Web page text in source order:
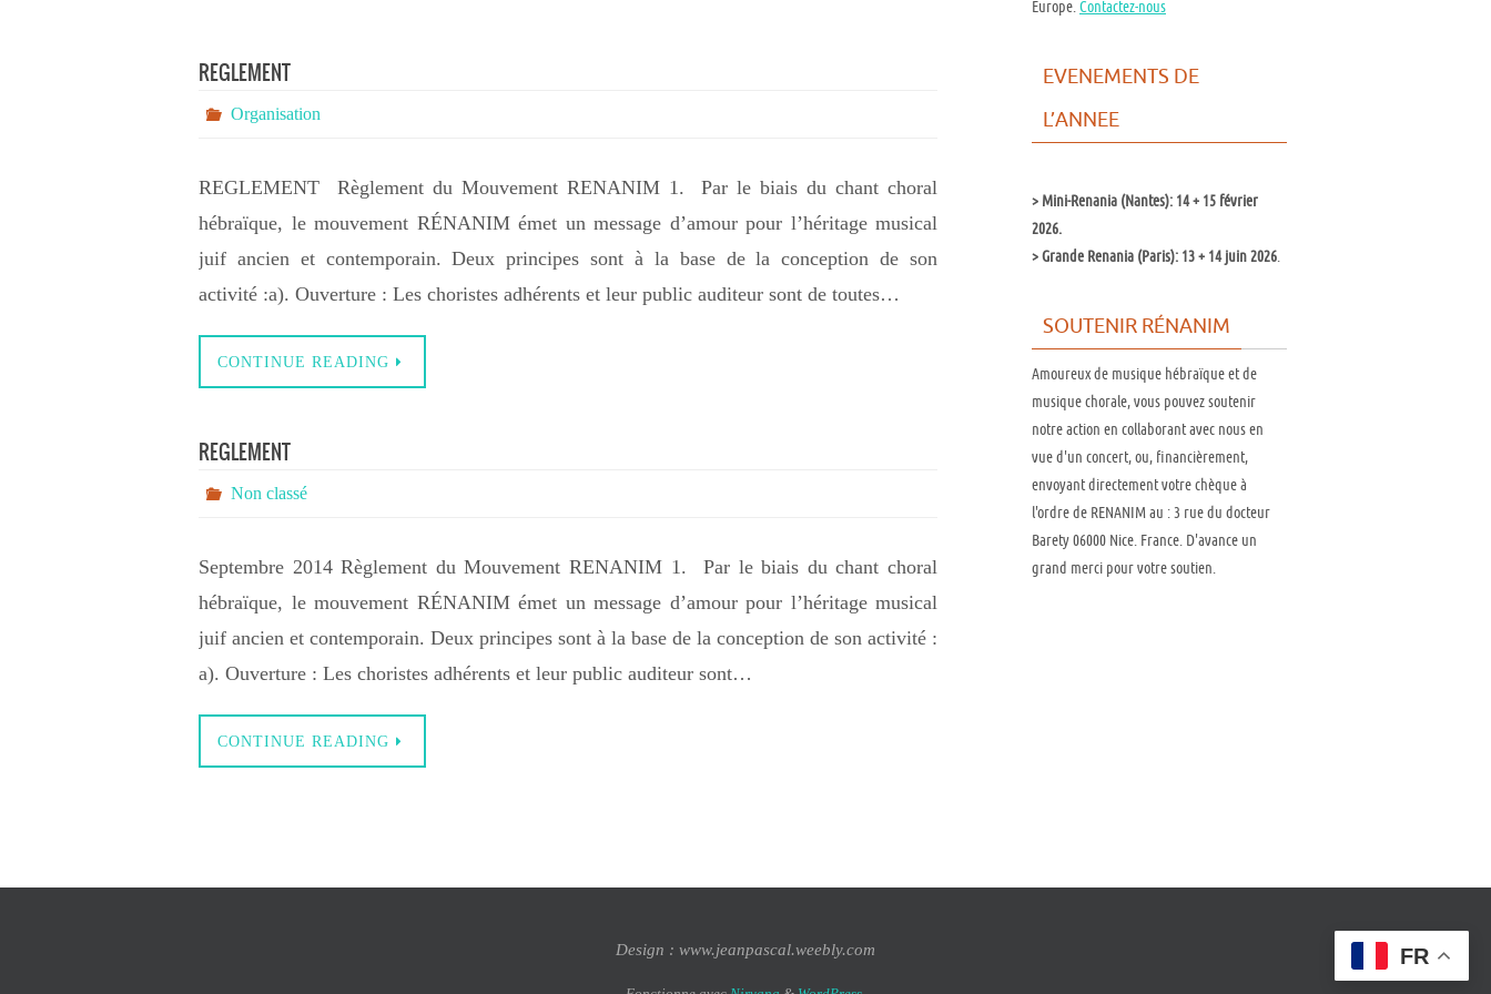
REGLEMENT
Organisation
REGLEMENT Règlement du Mouvement RENANIM 1. Par le biais du chant choral
hébraïque, le mouvement RÉNANIM émet un message d’amour pour l’héritage musical
juif ancien et contemporain. Deux principes sont à la base de la conception de son
activité :a). Ouverture : Les choristes adhérents et leur public auditeur sont de toutes…
CONTINUE READING
REGLEMENT
Non classé
Septembre 2014 Règlement du Mouvement RENANIM 1. Par le biais du chant choral
hébraïque, le mouvement RÉNANIM émet un message d’amour pour l’héritage musical
juif ancien et contemporain. Deux principes sont à la base de la conception de son activité :
a). Ouverture : Les choristes adhérents et leur public auditeur sont…
CONTINUE READING
Europe.Contactez-nous
EVENEMENTS DE
L’ANNEE
> Mini-Renania (Nantes): 14 + 15 février
2026.
>Grande Renania (Paris): 13 + 14 juin 2026.
SOUTENIR RÉNANIM
Amoureux de musique hébraïque et de
musique chorale, vous pouvez soutenir
notre action en collaborant avec nous en
vue d'un concert, ou, financièrement,
envoyant directement votre chèque à
l'ordre de RENANIM au : 3 rue du docteur
Barety 06000 Nice. France. D'avance un
grand merci pour votre soutien.
Design : www.jeanpascal.weebly.com FR